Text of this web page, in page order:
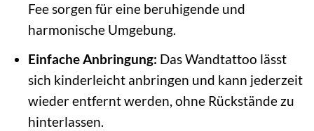
Fee sorgen für eine beruhigende und
harmonische Umgebung.
Einfache Anbringung: Das Wandtattoo lässt
sich kinderleicht anbringen und kann jederzeit
wieder entfernt werden, ohne Rückstände zu
hinterlassen.